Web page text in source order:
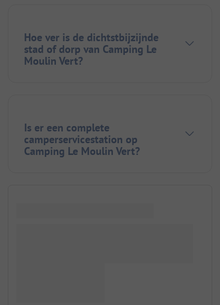
Hoe ver is de dichtstbijzijnde
stad of dorp van Camping Le
Moulin Vert?
Is er een complete
camperservicestation op
Camping Le Moulin Vert?